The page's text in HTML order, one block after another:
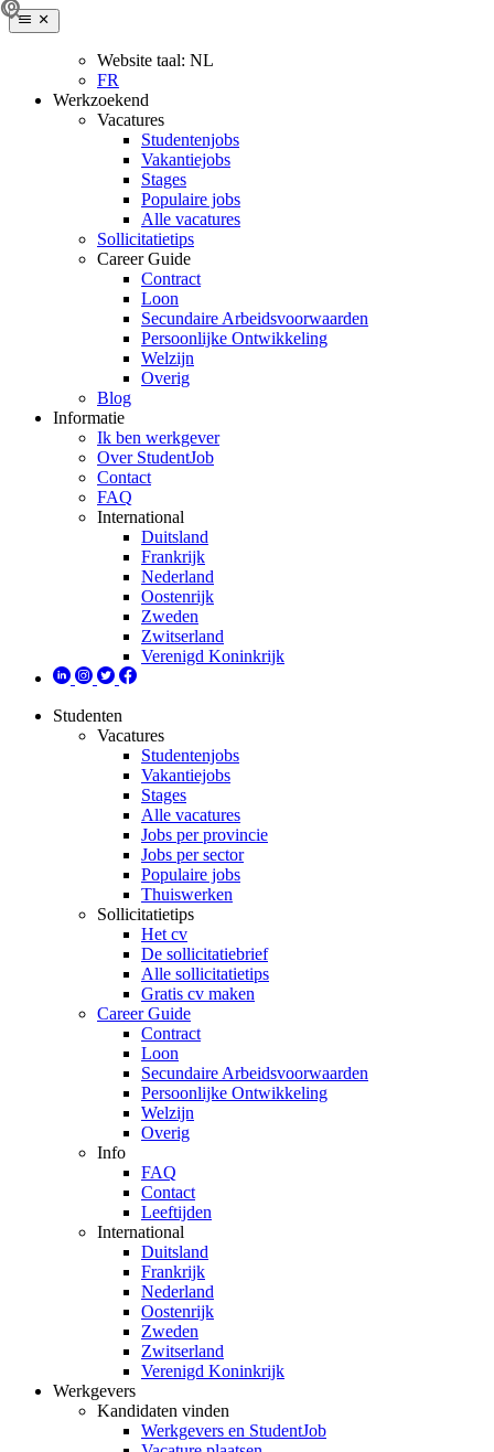
Website taal: NL
FR
Werkzoekend
Vacatures
Studentenjobs
Vakantiejobs
Stages
Populaire jobs
Alle vacatures
Sollicitatietips
Career Guide
Contract
Loon
Secundaire Arbeidsvoorwaarden
Persoonlijke Ontwikkeling
Welzijn
Overig
Blog
Informatie
Ik ben werkgever
Over StudentJob
Contact
FAQ
International
Duitsland
Frankrijk
Nederland
Oostenrijk
Zweden
Zwitserland
Verenigd Koninkrijk
Studenten
Vacatures
Studentenjobs
Vakantiejobs
Stages
Alle vacatures
Jobs per provincie
Jobs per sector
Populaire jobs
Thuiswerken
Sollicitatietips
Het cv
De sollicitatiebrief
Alle sollicitatietips
Gratis cv maken
Career Guide
Contract
Loon
Secundaire Arbeidsvoorwaarden
Persoonlijke Ontwikkeling
Welzijn
Overig
Info
FAQ
Contact
Leeftijden
International
Duitsland
Frankrijk
Nederland
Oostenrijk
Zweden
Zwitserland
Verenigd Koninkrijk
Werkgevers
Kandidaten vinden
Werkgevers en StudentJob